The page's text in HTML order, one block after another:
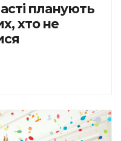
планують
хто не